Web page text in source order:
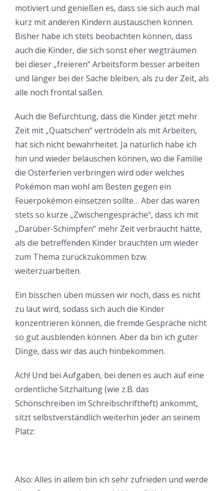
motiviert und genießen es, dass sie sich auch mal
kurz mit anderen Kindern austauschen können.
Bisher habe ich stets beobachten können, dass
auch die Kinder, die sich sonst eher wegträumen
bei dieser „freieren“ Arbeitsform besser arbeiten
und länger bei der Sache bleiben, als zu der Zeit, als
alle noch frontal saßen.
Auch die Befürchtung, dass die Kinder jetzt mehr
Zeit mit „Quatschen“ vertrödeln als mit Arbeiten,
hat sich nicht bewahrheitet. Ja natürlich habe ich
hin und wieder belauschen können, wo die Familie
die Osterferien verbringen wird oder welches
Pokémon man wohl am Besten gegen ein
Feuerpokémon einsetzen sollte… Aber das waren
stets so kurze „Zwischengespräche“, dass ich mit
„Darüber-Schimpfen“ mehr Zeit verbraucht hätte,
als die betreffenden Kinder brauchten um wieder
zum Thema zurückzukommen bzw.
weiterzuarbeiten.
Ein bisschen üben müssen wir noch, dass es nicht
zu laut wird, sodass sich auch die Kinder
konzentrieren können, die fremde Gespräche nicht
so gut ausblenden können. Aber da bin ich guter
Dinge, dass wir das auch hinbekommen.
Ach! Und bei Aufgaben, bei denen es auch auf eine
ordentliche Sitzhaltung (wie z.B. das
Schönschreiben im Schreibschriftheft) ankommt,
sitzt selbstverständlich weiterhin jeder an seinem
Platz:
Also: Alles in allem bin ich sehr zufrieden und werde